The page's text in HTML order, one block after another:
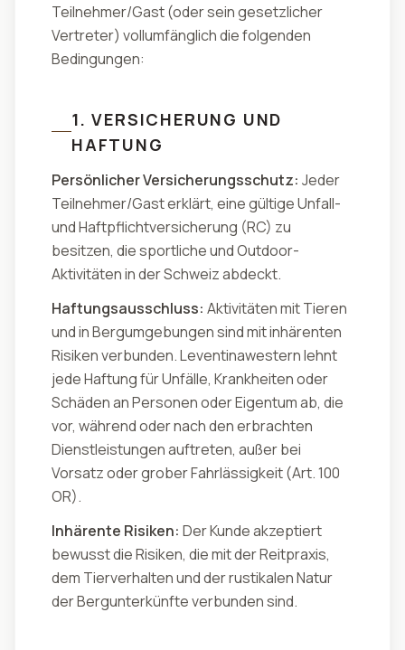
Teilnehmer/Gast (oder sein gesetzlicher
Vertreter) vollumfänglich die folgenden
Bedingungen:
1. VERSICHERUNG UND
HAFTUNG
Persönlicher Versicherungsschutz: Jeder
Teilnehmer/Gast erklärt, eine gültige Unfall-
und Haftpflichtversicherung (RC) zu
besitzen, die sportliche und Outdoor-
Aktivitäten in der Schweiz abdeckt.
Haftungsausschluss: Aktivitäten mit Tieren
und in Bergumgebungen sind mit inhärenten
Risiken verbunden. Leventinawestern lehnt
jede Haftung für Unfälle, Krankheiten oder
Schäden an Personen oder Eigentum ab, die
vor, während oder nach den erbrachten
Dienstleistungen auftreten, außer bei
Vorsatz oder grober Fahrlässigkeit (Art. 100
OR).
Inhärente Risiken: Der Kunde akzeptiert
bewusst die Risiken, die mit der Reitpraxis,
dem Tierverhalten und der rustikalen Natur
der Bergunterkünfte verbunden sind.